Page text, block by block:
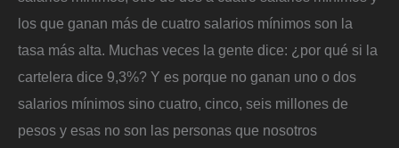
los que ganan más de cuatro salarios mínimos son la
tasa más alta. Muchas veces la gente dice: ¿por qué si la
cartelera dice 9,3%? Y es porque no ganan uno o dos
salarios mínimos sino cuatro, cinco, seis millones de
pesos y esas no son las personas que nosotros